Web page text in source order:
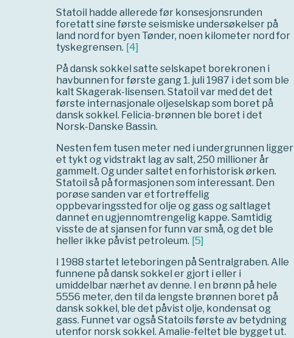
Statoil hadde allerede før konsesjonsrunden
foretatt sine første seismiske undersøkelser på
land nord for byen Tønder, noen kilometer nord for
tyskegrensen. [4]
På dansk sokkel satte selskapet borekronen i
havbunnen for første gang 1. juli 1987 i det som ble
kalt Skagerak-lisensen. Statoil var med det det
første internasjonale oljeselskap som boret på
dansk sokkel. Felicia-brønnen ble boret i det
Norsk-Danske Bassin.
Nesten fem tusen meter ned i undergrunnen ligger
et tykt og vidstrakt lag av salt, 250 millioner år
gammelt. Og under saltet en forhistorisk ørken.
Statoil så på formasjonen som interessant. Den
porøse sanden var et fortreffelig
oppbevaringssted for olje og gass og saltlaget
dannet en ugjennomtrengelig kappe. Samtidig
visste de at sjansen for funn var små, og det ble
heller ikke påvist petroleum. [5]
I 1988 startet leteboringen på Sentralgraben. Alle
funnene på dansk sokkel er gjort i eller i
umiddelbar nærhet av denne. I en brønn på hele
5556 meter, den til da lengste brønnen boret på
dansk sokkel, ble det påvist olje, kondensat og
gass. Funnet var også Statoils første av betydning
utenfor norsk sokkel. Amalie-feltet ble bygget ut.